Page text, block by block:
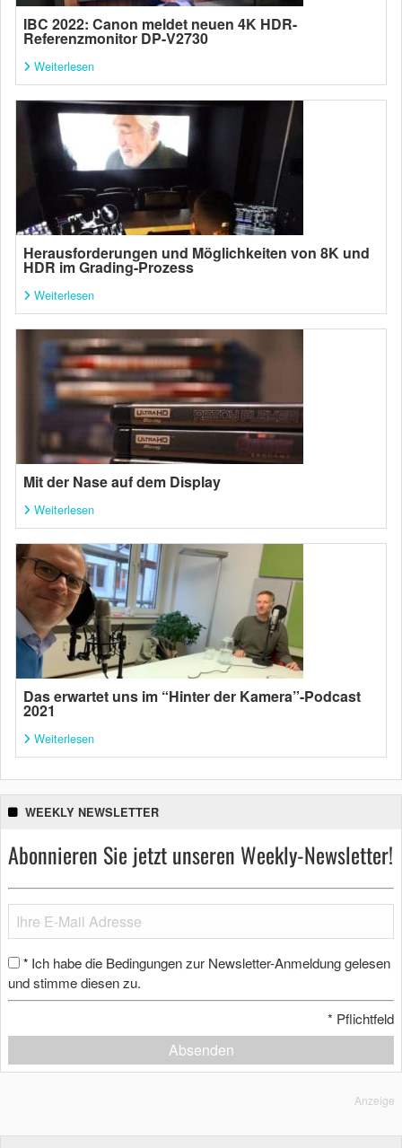
IBC 2022: Canon meldet neuen 4K HDR-
Referenzmonitor DP-V2730
Weiterlesen
Herausforderungen und Möglichkeiten von 8K und
HDR im Grading-Prozess
Weiterlesen
Mit der Nase auf dem Display
Weiterlesen
Das erwartet uns im “Hinter der Kamera”-Podcast
2021
Weiterlesen
WEEKLY NEWSLETTER
Abonnieren Sie jetzt unseren Weekly-Newsletter!
* Ich habe die Bedingungen zur Newsletter-Anmeldung gelesen
und stimme diesen zu.
* Pflichtfeld
Absenden
Anzeige